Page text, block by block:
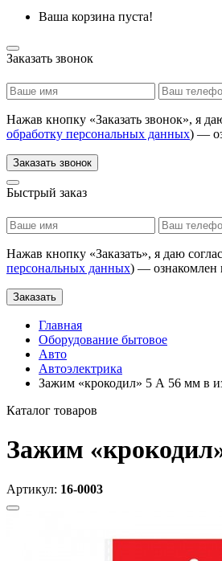
Ваша корзина пуста!
Заказать звонок
Нажав кнопку «Заказать звонок», я
обработку персональных данных) —
Заказать звонок
Быстрый заказ
Нажав кнопку «Заказать», я даю
персональных данных) — ознакомлен
Заказать
Главная
Оборудование бытовое
Авто
Автоэлектрика
Зажим «крокодил» 5 А 56 мм в
Каталог товаров
Зажим
Артикул: 16-0003